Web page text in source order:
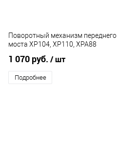
Поворотный механизм переднего
моста XP104, XP110, XPA88
1 070 руб. / шт
Подробнее